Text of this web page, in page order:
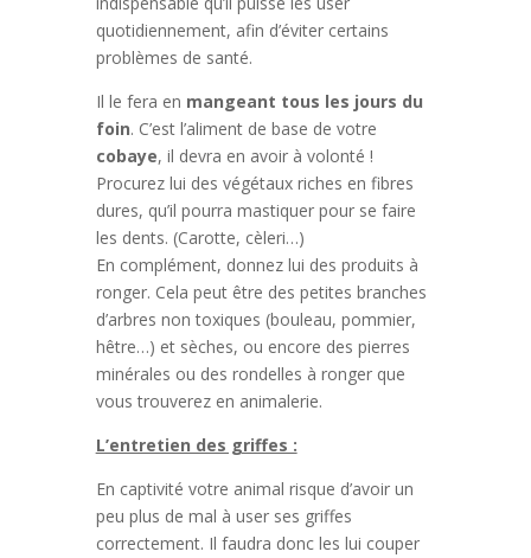
quotidiennement, afin d’éviter certains
problèmes de santé.
Il le fera en mangeant tous les jours du
foin. C’est l’aliment de base de votre
cobaye, il devra en avoir à volonté !
Procurez lui des végétaux riches en fibres
dures, qu’il pourra mastiquer pour se faire
les dents. (Carotte, cèleri…)
En complément, donnez lui des produits à
ronger. Cela peut être des petites branches
d’arbres non toxiques (bouleau, pommier,
hêtre…) et sèches, ou encore des pierres
minérales ou des rondelles à ronger que
vous trouverez en animalerie.
L’entretien des griffes :
En captivité votre animal risque d’avoir un
peu plus de mal à user ses griffes
correctement. Il faudra donc les lui couper